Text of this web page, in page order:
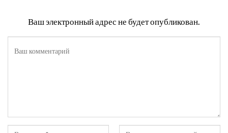
Ваш электронный адрес не будет опубликован.